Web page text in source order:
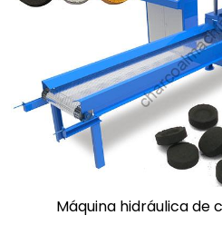
Máquina hidráulica de